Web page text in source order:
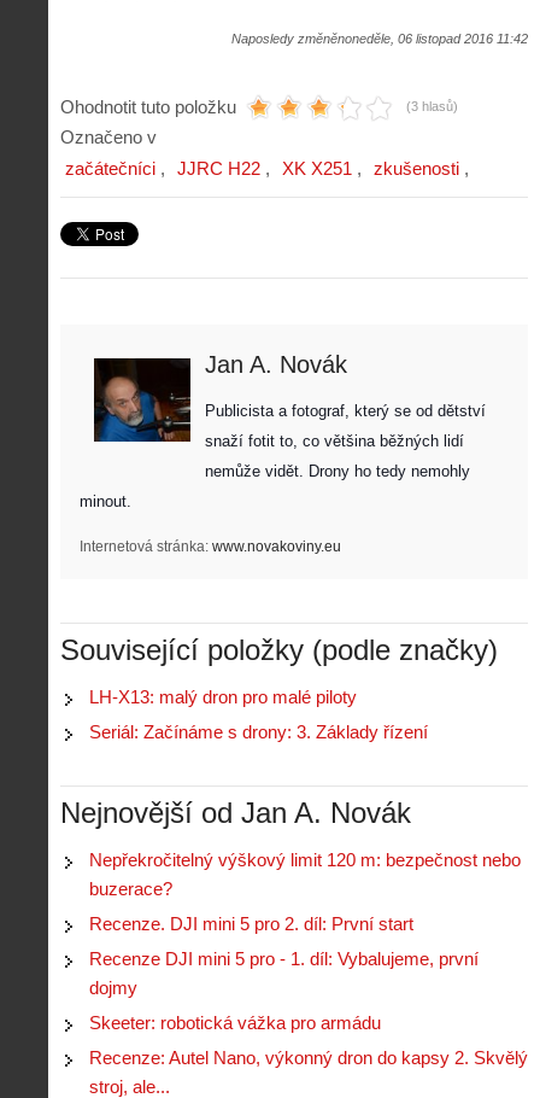
Naposledy změněnoneděle, 06 listopad 2016 11:42
Ohodnotit tuto položku (3 hlasů)
Označeno v
začátečníci
JJRC H22 XK X251 zkušenosti
Jan A. Novák
Publicista a fotograf, který se od dětství
snaží fotit to, co většina běžných lidí
nemůže vidět. Drony ho tedy nemohly
minout.
Internetová stránka: www.novakoviny.eu
Související položky (podle značky)
LH-X13: malý dron pro malé piloty
Seriál: Začínáme s drony: 3. Základy řízení
Nejnovější od Jan A. Novák
Nepřekročitelný výškový limit 120 m: bezpečnost nebo
buzerace?
Recenze. DJI mini 5 pro 2. díl: První start
Recenze DJI mini 5 pro - 1. díl: Vybalujeme, první
dojmy
Skeeter: robotická vážka pro armádu
Recenze: Autel Nano, výkonný dron do kapsy 2. Skvělý
stroj, ale...